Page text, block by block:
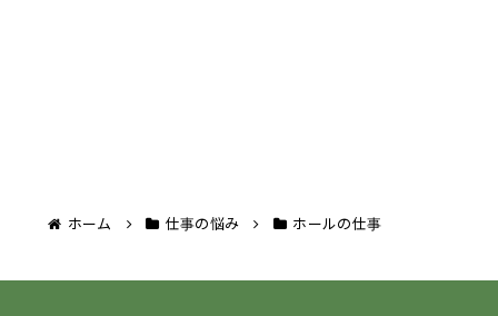
ホーム 仕事の悩み ホールの仕事